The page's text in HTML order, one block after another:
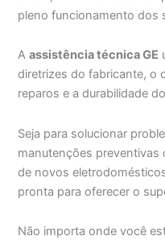
pleno funcionamento dos
Aassistência técnica GE
diretrizes do fabricante, o
reparos e a durabilidade
Seja para solucionar
manutenções preventivas
de novos
pronta para oferecer o
Não importa onde você